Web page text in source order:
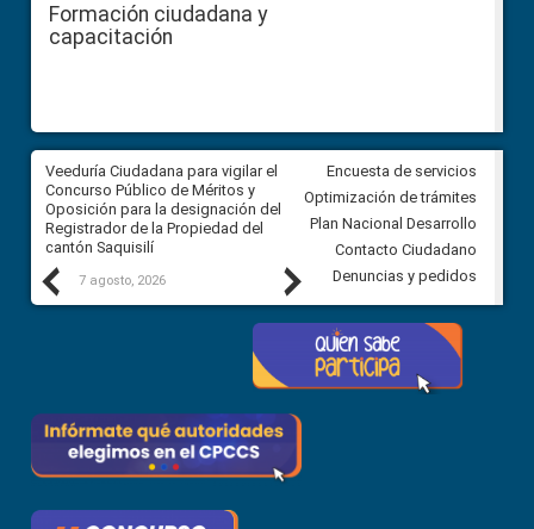
Formación ciudadana y
capacitación
Previous
Veeduría Ciudadana para vigilar el
Concurso Público de Méritos y
Oposición para la designación del
Registrador de la Propiedad del
cantón Saquisilí
7 agosto, 2026
Veeduría Ciudadana para
construcción del asfaltado de
diferentes barrios del sector
Ballenita del cantón Santa
7 agosto, 2026
Next
Encuesta de servicios
Optimización de trámites
Plan Nacional Desarrollo
Contacto Ciudadano
Denuncias y pedidos